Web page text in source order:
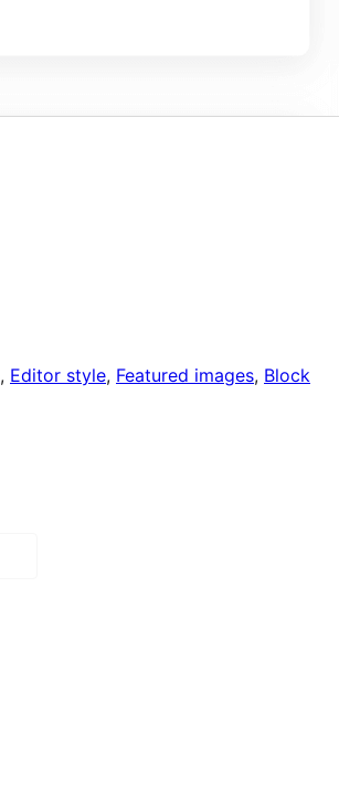
, Editor style, Featured images, Block